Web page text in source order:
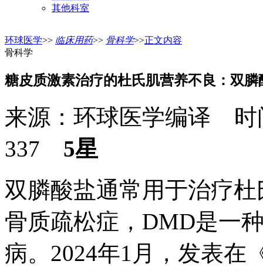
其他科室
环球医学>> 临床用药>> 骨科学>>正文内容
骨科学
糖皮质激素治疗的杜氏肌营养不良：双
来源：环球医学编译 时
337 5星
双膦酸盐通常用于治疗
骨质疏松症，DMD是一
病。2024年1月，发表在